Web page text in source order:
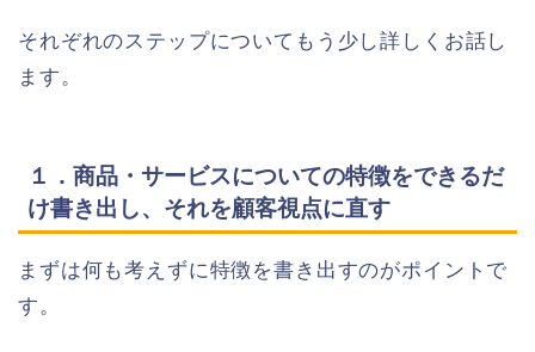
それぞれのステップについてもう少し詳しくお話し
ます。
１．商品・サービスについての特徴をできるだ
け書き出し、それを顧客視点に直す
まずは何も考えずに特徴を書き出すのがポイントで
す。